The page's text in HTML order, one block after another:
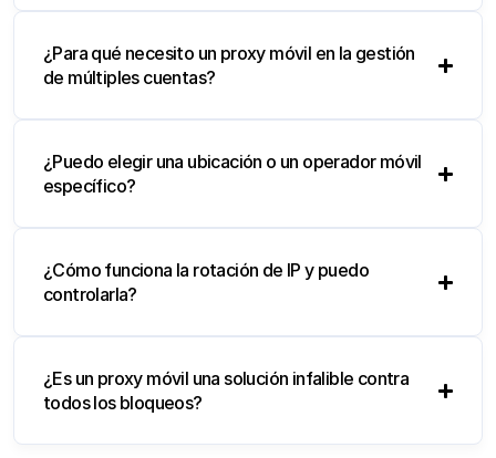
¿Para qué necesito un proxy móvil en la gestión
de múltiples cuentas?
¿Puedo elegir una ubicación o un operador móvil
específico?
¿Cómo funciona la rotación de IP y puedo
controlarla?
¿Es un proxy móvil una solución infalible contra
todos los bloqueos?